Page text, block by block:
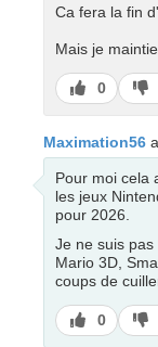
Ca fera la fin
Mais je
J’aime
0
Maximation56
Pour moi cela
les jeux
pour 2026.
Je ne suis pas
Mario 3D,
coups de
J’aime
0